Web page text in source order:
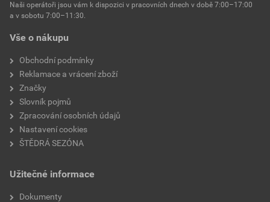
Vše o nákupu
Obchodní podmínky
Reklamace a vrácení zboží
Značky
Slovník pojmů
Zpracování osobních údajů
Nastavení cookies
ŠTĚDRÁ SEZÓNA
Užitečné informace
Dokumenty
Naši operátoři jsou vám k dispozici v pracovních dnech v době 7:00–17:00
a v sobotu 7:00–11:30.